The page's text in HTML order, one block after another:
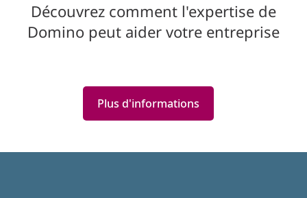
Découvrez comment l'expertise de
Domino peut aider votre entreprise
Plus d'informations
Featured